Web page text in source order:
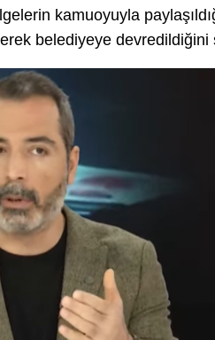
kamuoyuyla
belediyeye devredildiğini